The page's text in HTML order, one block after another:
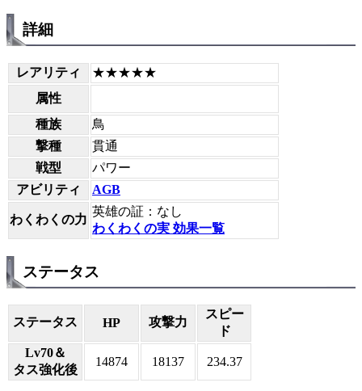
詳細
レアリティ
★★★★★
属性
種族
鳥
撃種
貫通
戦型
パワー
アビリティ
AGB
わくわくの力
英雄の証：なし
わくわくの実 効果一覧
ステータス
ステータス HP 攻撃力
スピー
ド
Lv70＆
タス強化後
14874 18137 234.37